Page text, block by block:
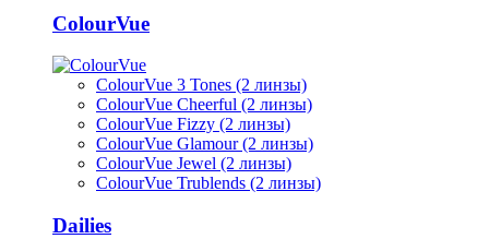
ColourVue
ColourVue 3 Tones (2 линзы)
ColourVue Cheerful (2 линзы)
ColourVue Fizzy (2 линзы)
ColourVue Glamour (2 линзы)
ColourVue Jewel (2 линзы)
ColourVue Trublends (2 линзы)
Dailies